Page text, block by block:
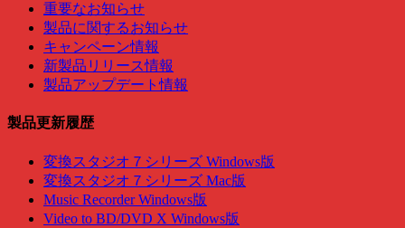
重要なお知らせ
製品に関するお知らせ
キャンペーン情報
新製品リリース情報
製品アップデート情報
製品更新履歴
変換スタジオ７シリーズ Windows版
変換スタジオ７シリーズ Mac版
Music Recorder Windows版
Video to BD/DVD X Windows版